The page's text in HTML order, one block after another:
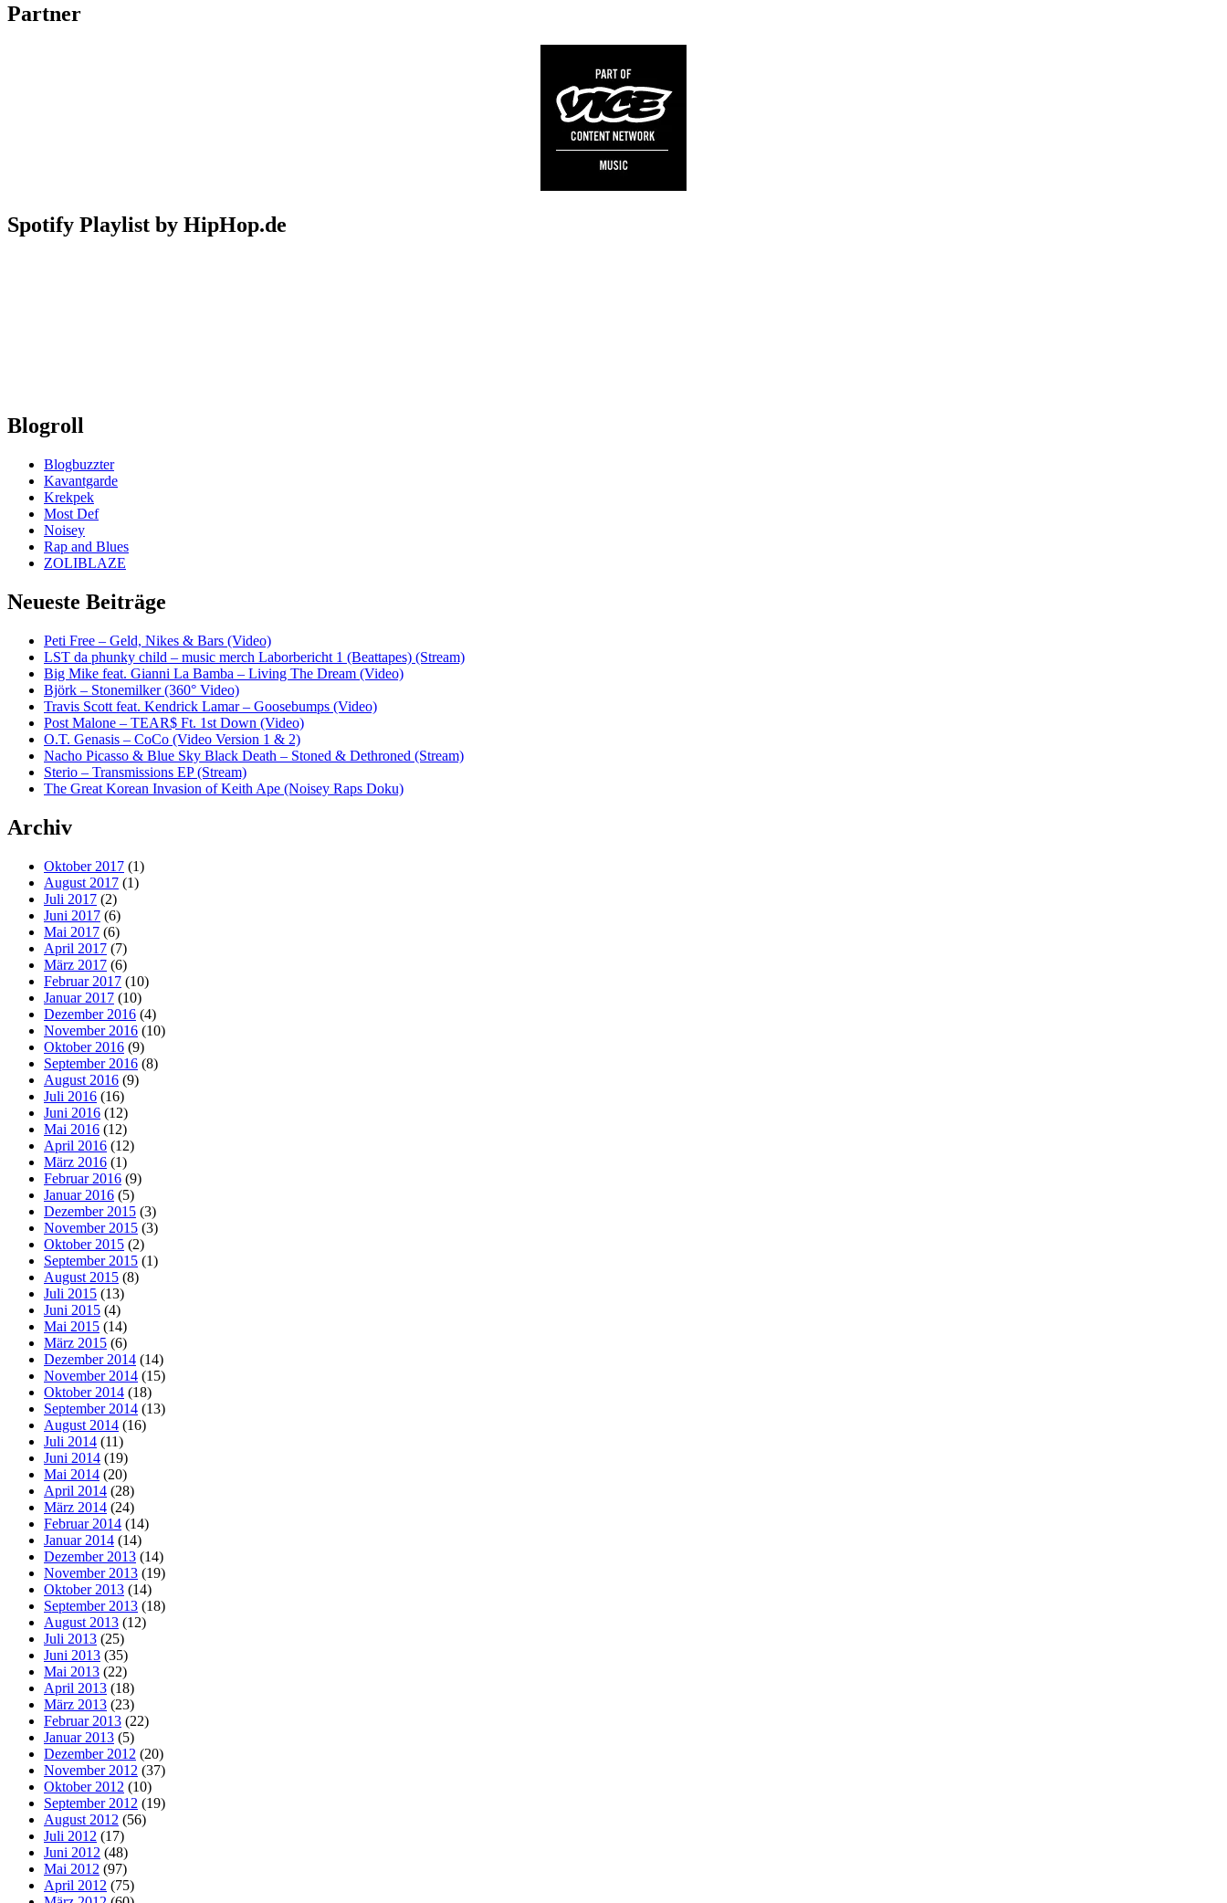
Partner
Spotify Playlist by HipHop.de
Blogroll
Blogbuzzter
Kavantgarde
Krekpek
Most Def
Noisey
Rap and Blues
ZOLIBLAZE
Neueste Beiträge
Peti Free – Geld, Nikes & Bars (Video)
LST da phunky child – music merch Laborbericht 1 (Beattapes) (Stream)
Big Mike feat. Gianni La Bamba – Living The Dream (Video)
Björk – Stonemilker (360° Video)
Travis Scott feat. Kendrick Lamar – Goosebumps (Video)
Post Malone – TEAR$ Ft. 1st Down (Video)
O.T. Genasis – CoCo (Video Version 1 & 2)
Nacho Picasso & Blue Sky Black Death – Stoned & Dethroned (Stream)
Sterio – Transmissions EP (Stream)
The Great Korean Invasion of Keith Ape (Noisey Raps Doku)
Archiv
Oktober 2017 (1)
August 2017 (1)
Juli 2017 (2)
Juni 2017 (6)
Mai 2017 (6)
April 2017 (7)
März 2017 (6)
Februar 2017 (10)
Januar 2017 (10)
Dezember 2016 (4)
November 2016 (10)
Oktober 2016 (9)
September 2016 (8)
August 2016 (9)
Juli 2016 (16)
Juni 2016 (12)
Mai 2016 (12)
April 2016 (12)
März 2016 (1)
Februar 2016 (9)
Januar 2016 (5)
Dezember 2015 (3)
November 2015 (3)
Oktober 2015 (2)
September 2015 (1)
August 2015 (8)
Juli 2015 (13)
Juni 2015 (4)
Mai 2015 (14)
März 2015 (6)
Dezember 2014 (14)
November 2014 (15)
Oktober 2014 (18)
September 2014 (13)
August 2014 (16)
Juli 2014 (11)
Juni 2014 (19)
Mai 2014 (20)
April 2014 (28)
März 2014 (24)
Februar 2014 (14)
Januar 2014 (14)
Dezember 2013 (14)
November 2013 (19)
Oktober 2013 (14)
September 2013 (18)
August 2013 (12)
Juli 2013 (25)
Juni 2013 (35)
Mai 2013 (22)
April 2013 (18)
März 2013 (23)
Februar 2013 (22)
Januar 2013 (5)
Dezember 2012 (20)
November 2012 (37)
Oktober 2012 (10)
September 2012 (19)
August 2012 (56)
Juli 2012 (17)
Juni 2012 (48)
Mai 2012 (97)
April 2012 (75)